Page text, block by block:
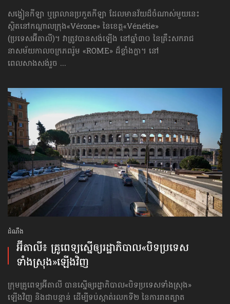
សង្វៀនកីឡា ឬព្រលានប្រកួតកីឡា ដែលមានវ័យ​ដ៏ចំណាស់មួយនេះ
ស្ថិតនៅកណ្ដាលក្រុង​«Vérone» នៃខេត្ត«Vénétie»
(ប្រទេសអ៊ីតាលី)។ វាត្រូវបានសង់ឡើង នៅឆ្នាំ៣០ នៃគ្រឹះសករាជ
នាសម័យកាល​ចក្រភពរ៉ូម «ROME» ដ៏ខ្លាំងក្លា។ នៅ
ពេលសាងសង់រួច ...
ដំណឹង
អ៊ីតាលី៖ គ្រូពេទ្យស្នើឲ្យរដ្ឋាភិបាល​«បិទប្រទេស
ទាំងស្រុង»ឡើងវិញ
ក្រុមគ្រូពេទ្យអ៊ីតាលី បានស្នើឲ្យរដ្ឋាភិបាល​«បិទប្រទេសទាំងស្រុង»​
ឡើងវិញ និងជាបន្ទាន់ ដើម្បីទប់ស្កាត់​រលកទី២ នៃការរាតត្បាត